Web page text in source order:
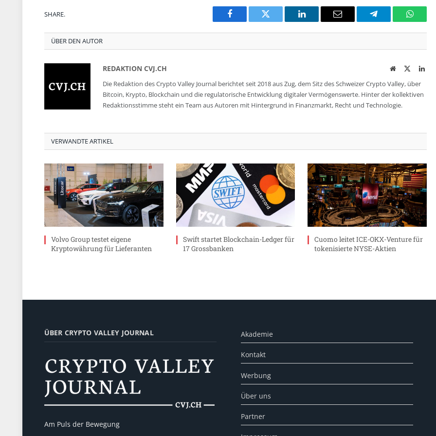
SHARE.
Facebook Twitter LinkedIn Email Telegram
ÜBER DEN AUTOR
REDAKTION CVJ.CH WebsiteTwitter
Die Redaktion des Crypto Valley Journal berichtet seit 2018 aus Zug, dem Sitz des Schweizer Crypto Valley, über
Bitcoin, Krypto, Blockchain und die regulatorische Entwicklung digitaler Vermögenswerte. Hinter der kollektiven
Redaktionsstimme steht ein Team aus Autoren mit Hintergrund in Finanzmarkt, Recht und Technologie.
VERWANDTE ARTIKEL
Volvo Group testet eigene
Kryptowährung für Lieferanten
Swift startet Blockchain-Ledger für
17 Grossbanken
Cuomo leitet ICE-OKX-Venture für
tokenisierte NYSE-Aktien
ÜBER CRYPTO VALLEY JOURNAL
Am Puls der Bewegung
Akademie
Kontakt
Werbung
Über uns
Partner